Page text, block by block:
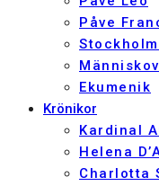
Påve
Ekumenik
Krönikor
Kardinal
Helena
Charlotta